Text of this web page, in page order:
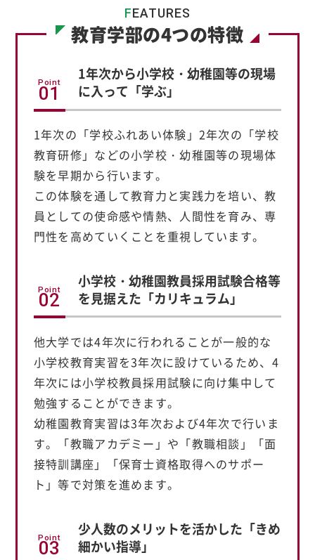
FEATURES
教育学部の4つの特徴
Point
01
1年次から小学校・幼稚園等の現場
に入って「学ぶ」
1年次の「学校ふれあい体験」2年次の「学校
教育研修」などの小学校・幼稚園等の現場体
験を早期から行います。
この体験を通して教育力と実践力を培い、教
員としての使命感や情熱、人間性を育み、専
門性を高めていくことを重視しています。
Point
02
小学校・幼稚園教員採用試験合格等
を見据えた「カリキュラム」
他大学では4年次に行われることが一般的な
小学校教育実習を3年次に設けているため、4
年次には小学校教員採用試験に向け集中して
勉強することができます。
幼稚園教育実習は3年次および4年次で行いま
す。「教職アカデミー」や「教職相談」「面
接特訓講座」「保育士資格取得へのサポー
ト」等で対策を進めます。
Point
03
少人数のメリットを活かした 「きめ
細かい指導」